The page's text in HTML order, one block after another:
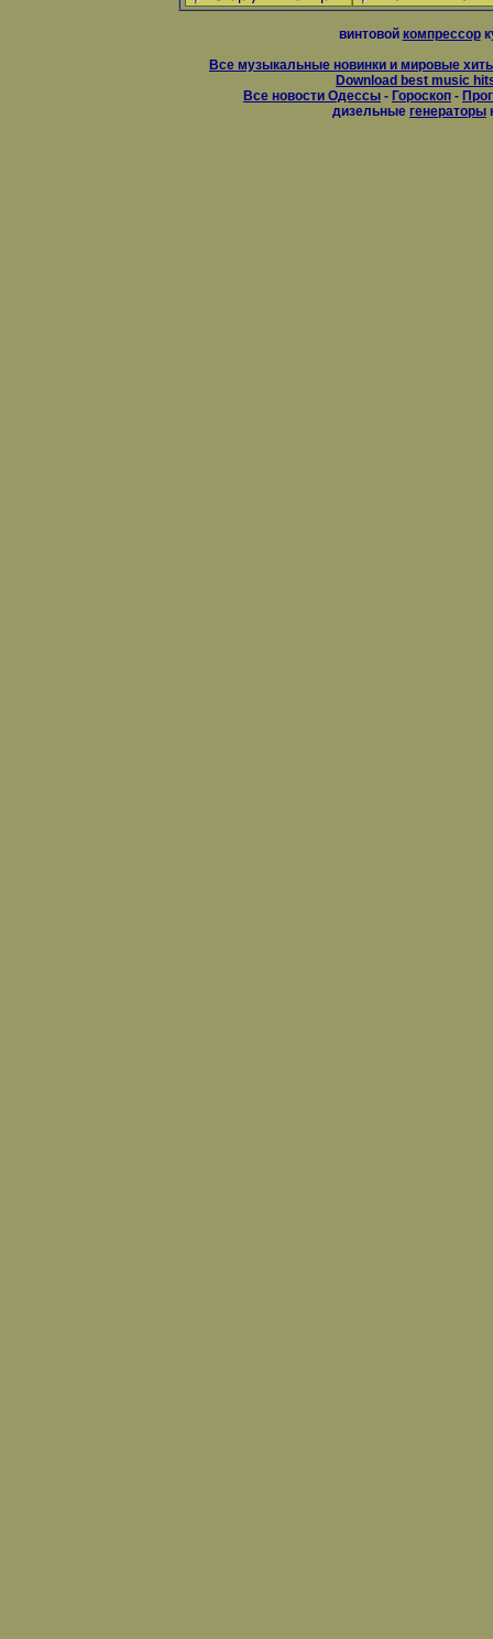
винтовой компрессор
Все музыкальные новинки и мировые
Download best music
Все новости Одессы - Гороскоп -
дизельные генераторы